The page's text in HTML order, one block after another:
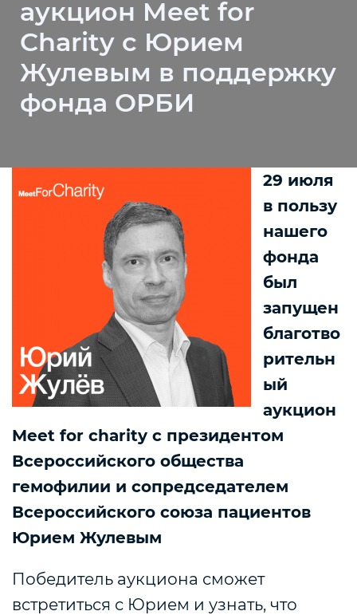
аукцион Meet for
Charity с Юрием
Жулевым в поддержку
фонда ОРБИ
29 июля
в пользу
нашего
фонда
был
запущен
благотво
рительн
ый
аукцион
Meet for charity с президентом
Всероссийского общества
гемофилии и сопредседателем
Всероссийского союза пациентов
Юрием Жулевым
Победитель аукциона сможет
встретиться с Юрием и узнать, что